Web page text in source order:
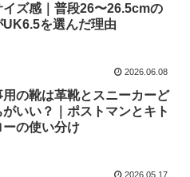
イズ感｜普段26〜26.5cmの
UK6.5を選んだ理由
2026.06.08
用の靴は革靴とスニーカーど
がいい？｜ポストマンとキト
ーの使い分け
2026.05.17